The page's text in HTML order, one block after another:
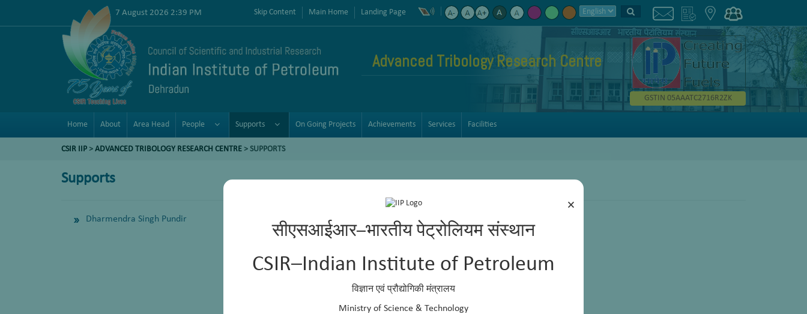
×
सीएसआईआर–भारतीय पेट्रोलियम संस्थान
CSIR–Indian Institute of Petroleum
विज्ञान एवं प्रौद्योगिकी मंत्रालय
Ministry of Science & Technology
7 August 2026 2:39 PM Skip Content Main Home Landing Page
Advanced Tribology Research Centre
GSTIN 05AAATC2716R2ZK
Home About Area Head People Supports On Going Projects Achievements Services Facilities
CSIR IIP > ADVANCED TRIBOLOGY RESEARCH CENTRE > SUPPORTS
Supports
Dharmendra Singh Pundir